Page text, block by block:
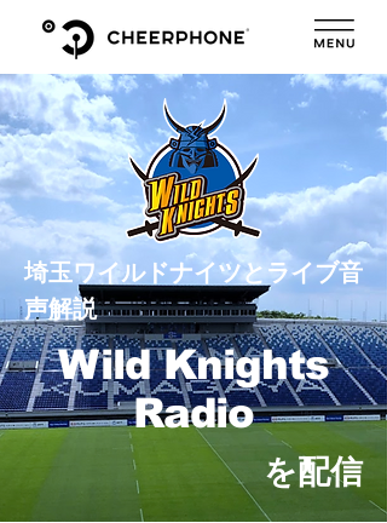
埼玉ワイルドナイツとライブ音
声解説
Wild Knights
Radio
を配信